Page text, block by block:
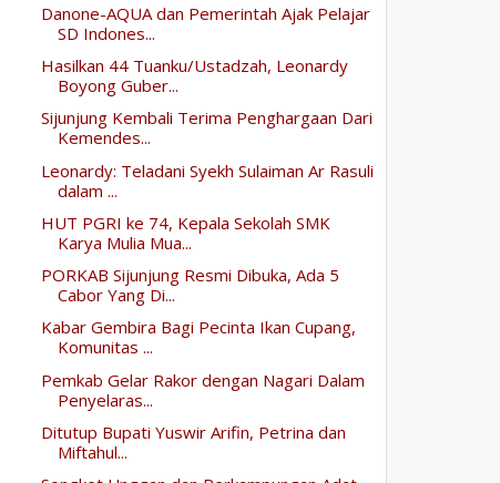
Danone-AQUA dan Pemerintah Ajak Pelajar
SD Indones...
Hasilkan 44 Tuanku/Ustadzah, Leonardy
Boyong Guber...
Sijunjung Kembali Terima Penghargaan Dari
Kemendes...
Leonardy: Teladani Syekh Sulaiman Ar Rasuli
dalam ...
HUT PGRI ke 74, Kepala Sekolah SMK
Karya Mulia Mua...
PORKAB Sijunjung Resmi Dibuka, Ada 5
Cabor Yang Di...
Kabar Gembira Bagi Pecinta Ikan Cupang,
Komunitas ...
Pemkab Gelar Rakor dengan Nagari Dalam
Penyelaras...
Ditutup Bupati Yuswir Arifin, Petrina dan
Miftahul...